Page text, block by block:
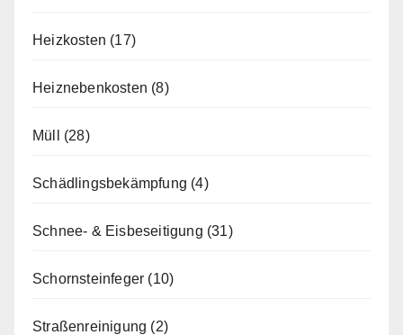
Heizkosten (17)
Heiznebenkosten (8)
Müll (28)
Schädlingsbekämpfung (4)
Schnee- & Eisbeseitigung (31)
Schornsteinfeger (10)
Straßenreinigung (2)